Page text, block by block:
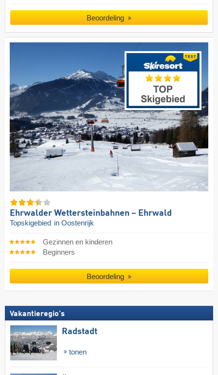
Beoordeling
Ehrwalder Wettersteinbahnen – Ehrwald
Topskigebied in Oostenrijk
Gezinnen en kinderen
Beginners
Beoordeling
Vakantieregio's
Radstadt
tonen